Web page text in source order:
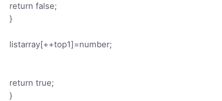
return false;
}
listarray[++top1]=number;
return true;
}